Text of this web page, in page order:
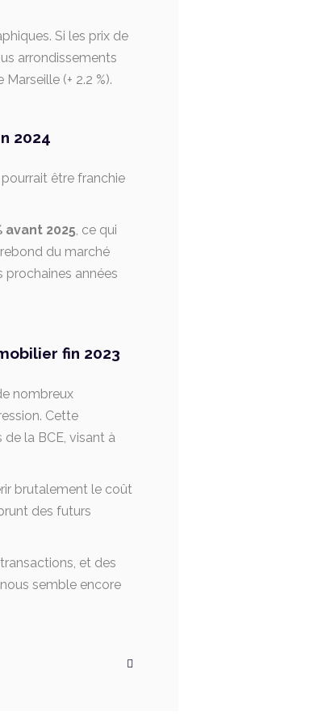
Si les prix de
arrondissements
(+ 2.2 %).
2024
être franchie
avant 2025, ce qui
du marché
prochaines années
fin 2023
nombreux
Cette
la BCE, visant à
brutalement le coût
des futurs
et des
semble encore